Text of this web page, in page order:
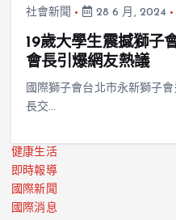
社會新聞 28 6 月, 2024
19歲大學生震撼獅子
會長引爆網友熱議
國際獅子會台北市永新獅子
長交…
健康生活
即時報導
國際新聞
國際消息